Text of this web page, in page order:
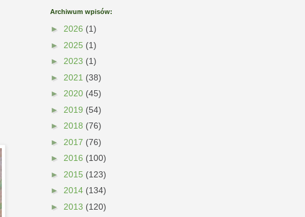
Archiwum wpisów:
► 2026 (1)
► 2025 (1)
► 2023 (1)
► 2021 (38)
► 2020 (45)
► 2019 (54)
► 2018 (76)
► 2017 (76)
► 2016 (100)
► 2015 (123)
► 2014 (134)
► 2013 (120)